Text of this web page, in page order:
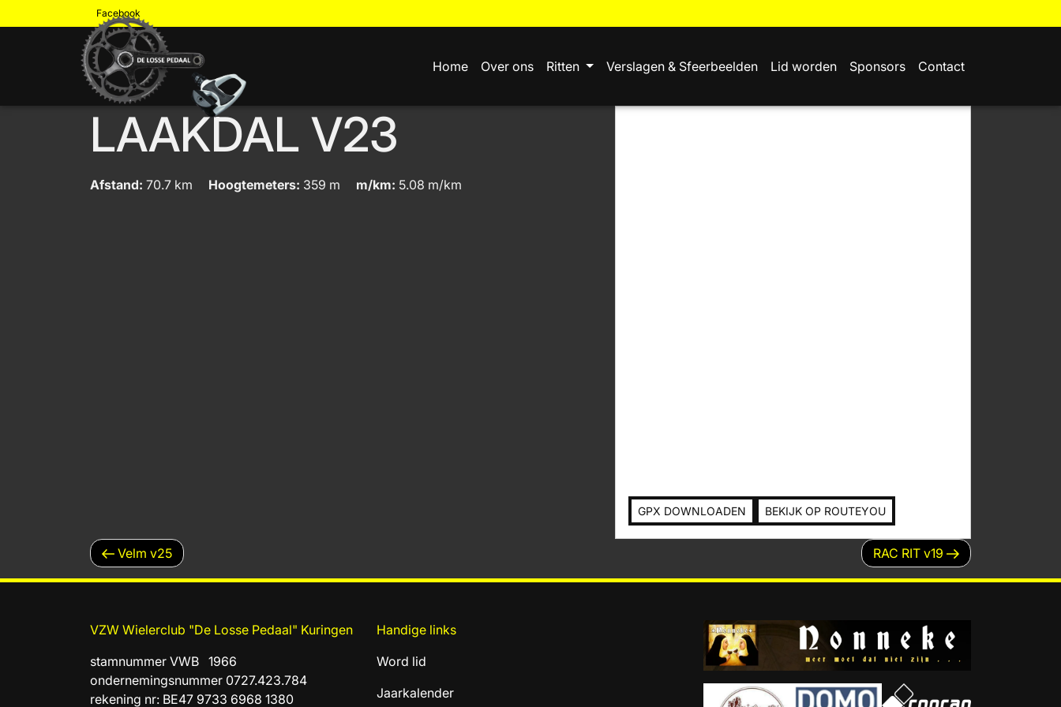
Facebook
Home Over ons Ritten Verslagen & Sfeerbeelden Lid worden Sponsors Contact
LAAKDAL V23
Afstand: 70.7 km Hoogtemeters: 359 m m/km: 5.08 m/km
GPX DOWNLOADEN BEKIJK OP ROUTEYOU
BERICHTNAVIGATIE
Vorig
bericht
Velm v25
Volgend
bericht
RAC RIT v19
VZW Wielerclub "De Losse Pedaal" Kuringen
stamnummer VWB 1966
ondernemingsnummer 0727.423.784
rekening nr: BE47 9733 6968 1380
Handige links
Word lid
Jaarkalender